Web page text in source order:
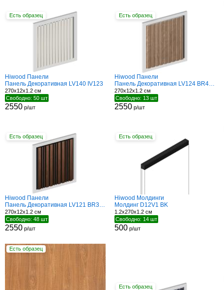
Есть образец
Hiwood Панели
Панель Декоративная LV140 IV123
270x12x1.2 см
Свободно: 50 шт
2550р/шт
Есть образец
Hiwood Панели
Панель Декоративная LV124 BR416
270x12x1.2 см
Свободно: 13 шт
2550 р/шт
Есть образец
Hiwood Панели
Панель Декоративная LV121 BR396K
270x12x1.2 см
Свободно: 48 шт
2550р/шт
Есть образец
Hiwood Молдинги
Молдинг D12V1 BK
1.2x270x1.2 см
Свободно: 14 шт
500 р/шт
Есть образец
Есть образец